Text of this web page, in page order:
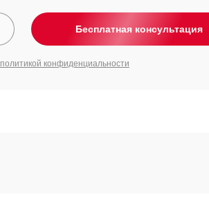
Бесплатная консультация
политикой конфиденциальности